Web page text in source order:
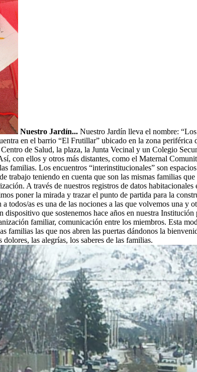
Nuestro Jardín... Nuestro Jardín lleva el nombre:
en el barrio “El Frutillar” ubicado en la zona
de Salud, la plaza, la Junta Vecinal y un Colegio
con ellos y otros más distantes, como el Maternal
familias. Los encuentros “interinstitucionales” son
trabajo teniendo en cuenta que son las mismas familias
A través de nuestros registros de datos
poner la mirada y trazar el punto de partida para la
as es una de las nociones a las que volvemos una y
dispositivo que sostenemos hace años en nuestra
familiar, comunicación entre los miembros. Esta
familias las que nos abren las puertas dándonos la
las alegrías, los saberes de las familias.